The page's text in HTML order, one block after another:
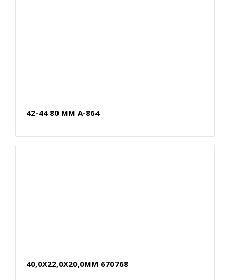
42-44 80 MM A-864
40,0X22,0X20,0MM 670768